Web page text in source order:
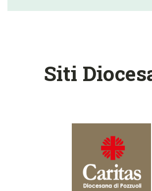
Siti
Visita il sito della Caritas
link